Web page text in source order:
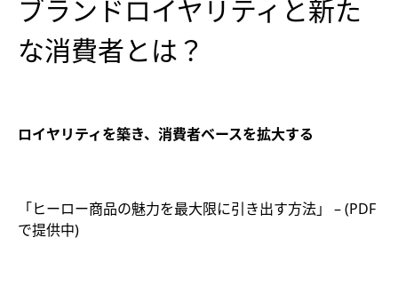
ブランドロイヤリティと新た
な消費者とは？
ロイヤリティを築き、消費者ベースを拡大する
「ヒーロー商品の魅力を最大限に引き出す方法」 – (PDF
で提供中)